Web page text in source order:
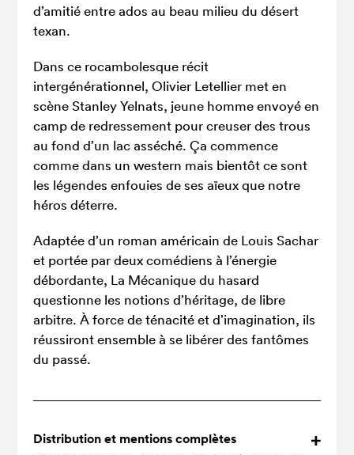
d’amitié entre ados au beau milieu du désert
texan.
Dans ce rocambolesque récit
intergénérationnel, Olivier Letellier met en
scène Stanley Yelnats, jeune homme envoyé en
camp de redressement pour creuser des trous
au fond d’un lac asséché. Ça commence
comme dans un western mais bientôt ce sont
les légendes enfouies de ses aïeux que notre
héros déterre.
Adaptée d’un roman américain de Louis Sachar
et portée par deux comédiens à l’énergie
débordante, La Mécanique du hasard
questionne les notions d’héritage, de libre
arbitre. À force de ténacité et d’imagination, ils
réussiront ensemble à se libérer des fantômes
du passé.
Distribution et mentions complètes